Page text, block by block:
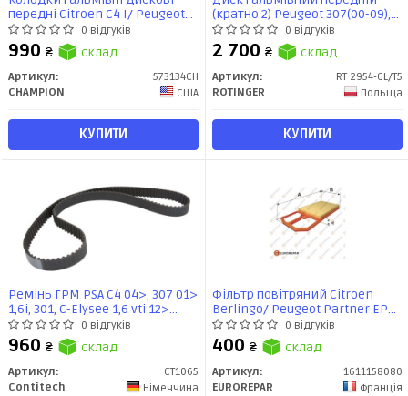
передні Citroen C4 I/ Peugeot
308 I (573134CH)0 відгуків
990 ₴ склад
Артикул:
573134CH
CHAMPION
США
КУПИТИ
(кратно 2) Peugeot 307(00-09),
308 (07-14), Partner [283X34
перфорир.] (RT 2954-GL T5)
ROTINGER
0 відгуків
2 700 ₴ склад
Артикул:
RT 2954-GL/T5
ROTINGER
Польща
КУПИТИ
Ремінь ГРМ PSA C4 04>, 307 01>
1,6i, 301, C-Elysee 1,6 vti 12>
(CT1065) ContiTech
0 відгуків
960 ₴ склад
Артикул:
CT1065
Contitech
Німеччина
Фiльтр повiтряний Citroen
Berlingo/ Peugeot Partner EP6C
B (1611158080) Eurorepar
0 відгуків
400 ₴ склад
Артикул:
1611158080
EUROREPAR
Франція